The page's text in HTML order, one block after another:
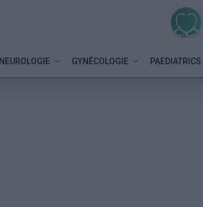
NEUROLOGIE GYNÉCOLOGIE PAEDIATRICS